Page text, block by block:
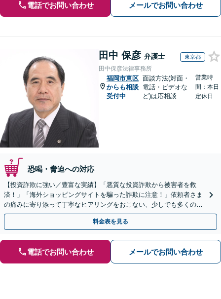
電話でお問い合わせ メールでお問い合わせ
田中 保彦 弁護士 東京都
田中保彦法律事務所
福岡市東区
からも相談
受付中
面談方法(対面・
電話・ビデオな
ど)は応相談
営業時
間：本日
定休日
恐喝・脅迫への対応
【投資詐欺に強い／豊富な実績】「悪質な投資詐欺から被害者を救
済！」「海外ショッピングサイトを騙った詐欺に注意！」依頼者さま
の痛みに寄り添って丁寧なヒアリングをおこない、少しでも多くの返
金が得られるよう尽力します！
料金表を見る
電話でお問い合わせ メールでお問い合わせ